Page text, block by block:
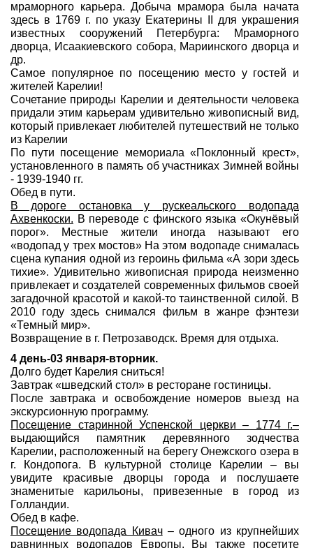
мраморного карьера. Добыча мрамора была начата
здесь в 1769 г. по указу Екатерины II для украшения
известных сооружений Петербурга: Мраморного
дворца, Исаакиевского собора, Мариинского дворца и
др.
Самое популярное по посещению место у гостей и
жителей Карелии!
Сочетание природы Карелии и деятельности человека
придали этим карьерам удивительно живописный вид,
который привлекает любителей путешествий не только
из Карелии
По пути посещение мемориала «Поклонный крест»,
установленного в память об участниках Зимней войны
- 1939-1940 гг.
Обед в пути.
В дороге остановка у рускеальского водопада
Ахвенкоски. В переводе с финского языка «Окунёвый
порог». Местные жители иногда называют его
«водопад у трех мостов» На этом водопаде снималась
сцена купания одной из героинь фильма «А зори здесь
тихие». Удивительно живописная природа неизменно
привлекает и создателей современных фильмов своей
загадочной красотой и какой-то таинственной силой. В
2010 году здесь снимался фильм в жанре фэнтези
«Темный мир».
Возвращение в г. Петрозаводск. Время для отдыха.
4 день-03 января-вторник.
Долго будет Карелия сниться!
Завтрак «шведский стол» в ресторане гостиницы.
После завтрака и освобождение номеров выезд на
экскурсионную программу.
Посещение старинной Успенской церкви – 1774 г.–
выдающийся памятник деревянного зодчества
Карелии, расположенный на берегу Онежского озера в
г. Кондопога. В культурной столице Карелии – вы
увидите красивые дворцы города и послушаете
знаменитые карильоны, привезенные в город из
Голландии.
Обед в кафе.
Посещение водопада Кивач– одного из крупнейших
равнинных водопадов Европы. Вы также посетите